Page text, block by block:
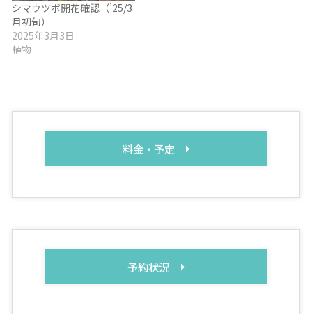
シマウツボ開花確認（’25/3
月初旬）
2025年3月3日
植物
料金・予定
予約状況